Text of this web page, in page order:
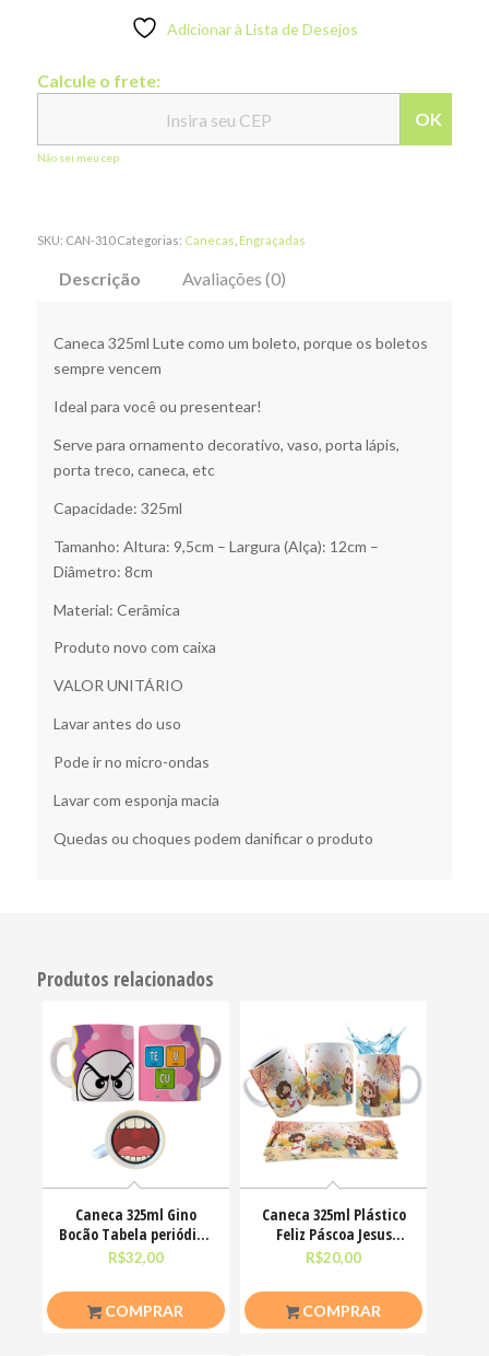
Adicionar à Lista de Desejos
Calcule o frete:
OK
Não sei meu cep
SKU: CAN-310 Categorias: Canecas Engraçadas
Descrição Avaliações (0)
Caneca 325ml Lute como um boleto, porque os boletos
sempre vencem
Ideal para você ou presentear!
Serve para ornamento decorativo, vaso, porta lápis,
porta treco, caneca, etc
Capacidade: 325ml
Tamanho: Altura: 9,5cm – Largura (Alça): 12cm –
Diâmetro: 8cm
Material: Cerâmica
Produto novo com caixa
VALOR UNITÁRIO
Lavar antes do uso
Pode ir no micro-ondas
Lavar com esponja macia
Quedas ou choques podem danificar o produto
Produtos relacionados
Caneca 325ml Gino
Bocão Tabela periódica
Teu Cu Engraçadas
R$32,00
COMPRAR
Caneca 325ml Plástico
Feliz Páscoa Jesus
Cristo Coelhinhos
R$20,00
COMPRAR